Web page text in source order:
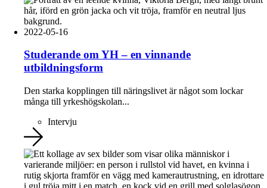
2022-05-16
Studerande om YH – en vinnande
utbildningsform
Den starka kopplingen till näringslivet är något som lockar
många till yrkeshögskolan...
Intervju